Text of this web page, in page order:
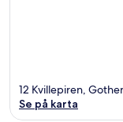
12 Kvillepiren,
Se på karta